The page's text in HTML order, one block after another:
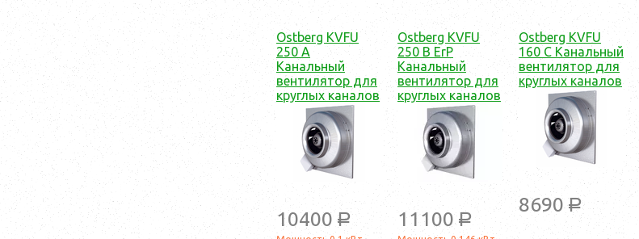
Ostberg KVFU
250 A
Канальный
вентилятор для
круглых каналов
10400 a
Ostberg KVFU
250 B ErP
Канальный
вентилятор для
круглых каналов
11100 a
Ostberg KVFU
160 C Канальный
вентилятор для
круглых каналов
8690 a